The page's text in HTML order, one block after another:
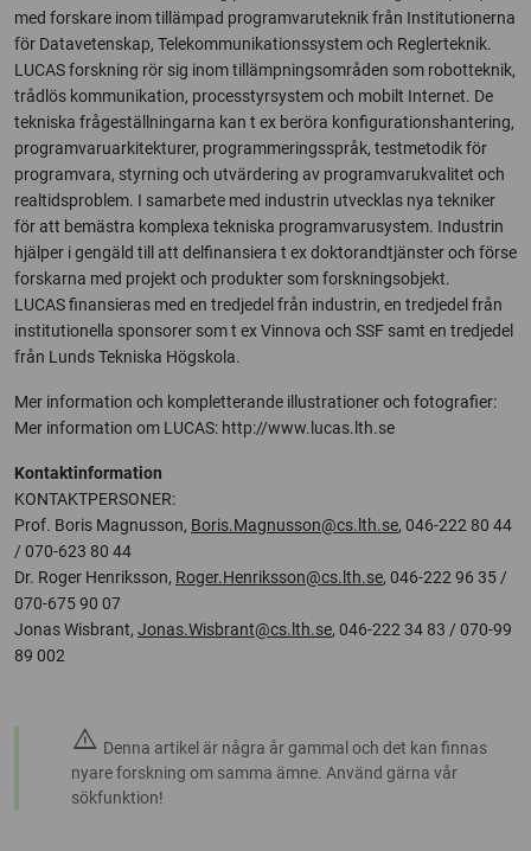
med forskare inom tillämpad programvaruteknik från Institutionerna
för Datavetenskap, Telekommunikationssystem och Reglerteknik.
LUCAS forskning rör sig inom tillämpningsområden som robotteknik,
trådlös kommunikation, processtyrsystem och mobilt Internet. De
tekniska frågeställningarna kan t ex beröra konfigurationshantering,
programvaruarkitekturer, programmeringsspråk, testmetodik för
programvara, styrning och utvärdering av programvarukvalitet och
realtidsproblem. I samarbete med industrin utvecklas nya tekniker
för att bemästra komplexa tekniska programvarusystem. Industrin
hjälper i gengäld till att delfinansiera t ex doktorandtjänster och förse
forskarna med projekt och produkter som forskningsobjekt.
LUCAS finansieras med en tredjedel från industrin, en tredjedel från
institutionella sponsorer som t ex Vinnova och SSF samt en tredjedel
från Lunds Tekniska Högskola.
Mer information och kompletterande illustrationer och fotografier:
Mer information om LUCAS: http://www.lucas.lth.se
Kontaktinformation
KONTAKTPERSONER:
Prof. Boris Magnusson, Boris.Magnusson@cs.lth.se, 046-222 80 44
/ 070-623 80 44
Dr. Roger Henriksson, Roger.Henriksson@cs.lth.se, 046-222 96 35 /
070-675 90 07
Jonas Wisbrant, Jonas.Wisbrant@cs.lth.se, 046-222 34 83 / 070-99
89 002
warning Denna artikel är några år gammal och det kan finnas
nyare forskning om samma ämne. Använd gärna vår
sökfunktion!